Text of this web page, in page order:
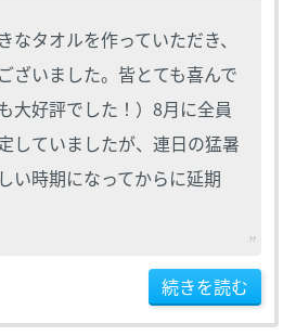
なタオルを作っていただき、
ざいました。皆とても喜んで
大好評でした！）8月に全員
していましたが、連日の猛暑
い時期になってからに延期
続きを読む